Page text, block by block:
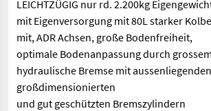
LEICHTZÜGIG nur rd. 2.200kg
mit Eigenversorgung mit 80L starker
mit, ADR Achsen, große Bodenfreiheit,
optimale Bodenanpassung durch
hydraulische Bremse mit
großdimensionierten
und gut geschützten Bremszylindern